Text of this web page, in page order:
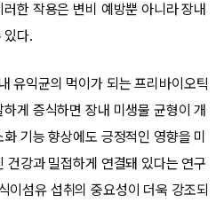
한 작용은 변비 예방뿐 아니라 장내
있다.
유익균의 먹이가 되는 프리바이오틱
게 증식하면 장내 미생물 균형이 개
기능 향상에도 긍정적인 영향을 미
건강과 밀접하게 연결돼 있다는 연구
이섬유 섭취의 중요성이 더욱 강조되